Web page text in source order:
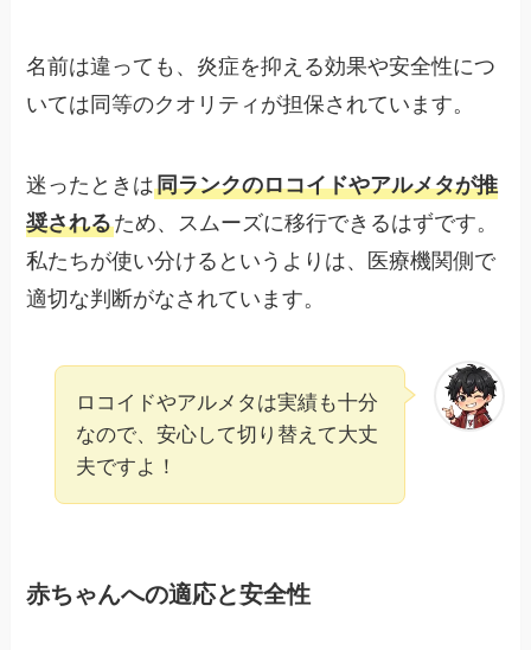
名前は違っても、炎症を抑える効果や安全性につ
いては同等のクオリティが担保されています。
迷ったときは同ランクのロコイドやアルメタが推
奨されるため、スムーズに移行できるはずです。
私たちが使い分けるというよりは、医療機関側で
適切な判断がなされています。
ロコイドやアルメタは実績も十分
なので、安心して切り替えて大丈
夫ですよ！
赤ちゃんへの適応と安全性